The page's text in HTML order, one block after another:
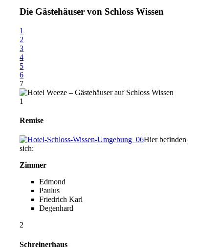
Die Gästehäuser von Schloss Wissen
1
2
3
4
5
6
7
1
Remise
Hier befinden
sich:
Zimmer
Edmond
Paulus
Friedrich Karl
Degenhard
2
Schreinerhaus